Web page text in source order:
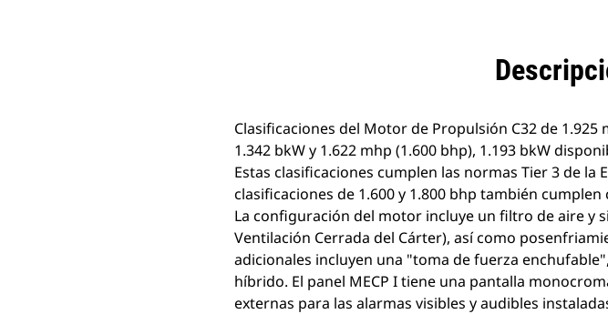
Clasificaciones del Motor de Propulsión C32 de 1.925
1.342 bkW y 1.622 mhp (1.600 bhp), 1.193 bkW
Estas clasificaciones cumplen las normas Tier 3 de la
clasificaciones de 1.600 y 1.800 bhp también cumplen
La configuración del motor incluye un filtro de aire y
Ventilación Cerrada del Cárter), así como
adicionales incluyen una "toma de fuerza
híbrido. El panel MECP I tiene una pantalla
externas para las alarmas visibles y audibles